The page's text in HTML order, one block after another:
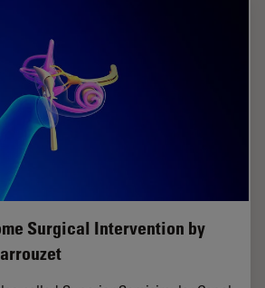
Surgical Intervention by